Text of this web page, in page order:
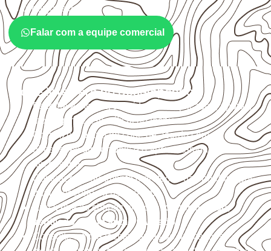
as condições de uso.
Falar com a equipe comercial
O que interfere no desempenho
Escolha a medida considerando aplicação, apoios,
montagem e especificação técnica.
Organize o plano de corte de acordo com as
dimensões disponíveis e o aproveitamento
necessário.
Considere acabamento e proteção das bordas após
qualquer corte ou usinagem.
Armazene as chapas em local coberto, seco,
ventilado e com apoio nivelado.
Consulte a ficha técnica antes de aplicações